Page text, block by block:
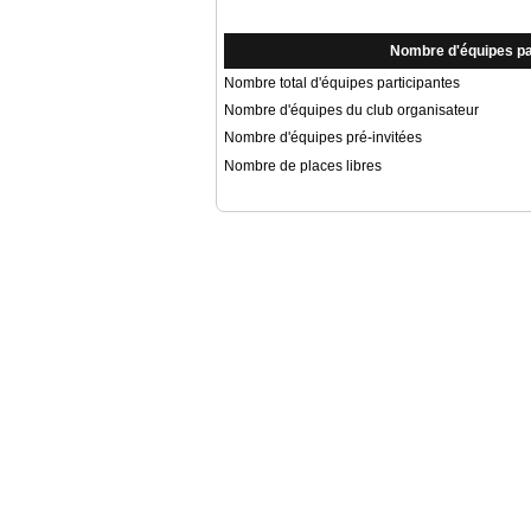
Nombre d'équipes
Nombre total d'équipes participantes
Nombre d'équipes du club organisateur
Nombre d'équipes pré-invitées
Nombre de places libres